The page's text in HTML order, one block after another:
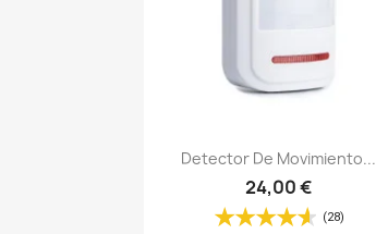
Vista rápida
Detector De Movimiento...
24,00 €
(28)